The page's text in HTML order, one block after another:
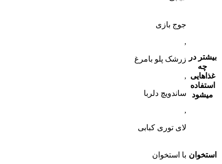
بیشتر در
چه
غذاهایی
استفاده
میشود
جوج بازی
,
زرشک پلو بامرغ
,
ساندویچ دلربا
,
لای توری کبابی
استخوان با استخوان